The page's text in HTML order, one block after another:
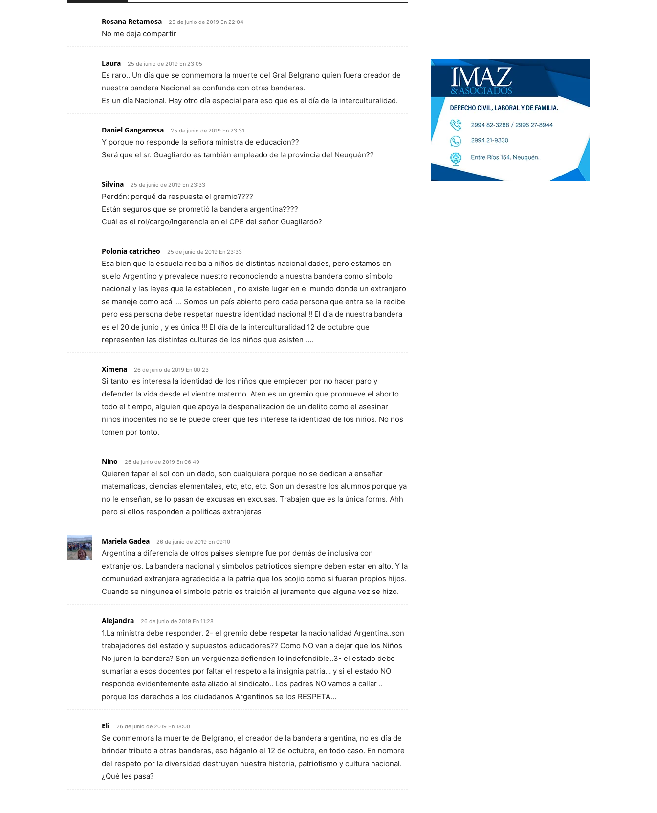
Rosana Retamosa 25 de junio de 2019 En 22:04
No me deja compartir
Laura 25 de junio de 2019 En 23:05
Es raro.. Un día que se conmemora la muerte del Gral Belgrano quien fuera creador de
nuestra bandera Nacional se confunda con otras banderas.
Es un día Nacional. Hay otro día especial para eso que es el día de la interculturalidad.
Daniel Gangarossa 25 de junio de 2019 En 23:31
Y porque no responde la señora ministra de educación??
Será que el sr. Guagliardo es también empleado de la provincia del Neuquén??
Silvina 25 de junio de 2019 En 23:33
Perdón: porqué da respuesta el gremio????
Están seguros que se prometió la bandera argentina????
Cuál es el rol/cargo/ingerencia en el CPE del señor Guagliardo?
Polonia catricheo 25 de junio de 2019 En 23:33
Esa bien que la escuela reciba a niños de distintas nacionalidades, pero estamos en
suelo Argentino y prevalece nuestro reconociendo a nuestra bandera como símbolo
nacional y las leyes que la establecen , no existe lugar en el mundo donde un extranjero
se maneje como acá …. Somos un país abierto pero cada persona que entra se la recibe
pero esa persona debe respetar nuestra identidad nacional !! El día de nuestra bandera
es el 20 de junio , y es única !!! El día de la interculturalidad 12 de octubre que
representen las distintas culturas de los niños que asisten ….
Ximena 26 de junio de 2019 En 00:23
Si tanto les interesa la identidad de los niños que empiecen por no hacer paro y
defender la vida desde el vientre materno. Aten es un gremio que promueve el aborto
todo el tiempo, alguien que apoya la despenalizacion de un delito como el asesinar
niños inocentes no se le puede creer que les interese la identidad de los niños. No nos
tomen por tonto.
Nino 26 de junio de 2019 En 06:49
Quieren tapar el sol con un dedo, son cualquiera porque no se dedican a enseñar
matematicas, ciencias elementales, etc, etc, etc. Son un desastre los alumnos porque ya
no le enseñan, se lo pasan de excusas en excusas. Trabajen que es la única forms. Ahh
pero si ellos responden a politicas extranjeras
Mariela Gadea 26 de junio de 2019 En 09:10
Argentina a diferencia de otros paises siempre fue por demás de inclusiva con
extranjeros. La bandera nacional y simbolos patrioticos siempre deben estar en alto. Y la
comunudad extranjera agradecida a la patria que los acojio como si fueran propios hijos.
Cuando se ningunea el simbolo patrio es traición al juramento que alguna vez se hizo.
Alejandra 26 de junio de 2019 En 11:28
1.La ministra debe responder. 2- el gremio debe respetar la nacionalidad Argentina..son
trabajadores del estado y supuestos educadores?? Como NO van a dejar que los Niños
No juren la bandera? Son un vergüenza defienden lo indefendible..3- el estado debe
sumariar a esos docentes por faltar el respeto a la insignia patria… y si el estado NO
responde evidentemente esta aliado al sindicato.. Los padres NO vamos a callar ..
porque los derechos a los ciudadanos Argentinos se los RESPETA…
Eli 26 de junio de 2019 En 18:00
Se conmemora la muerte de Belgrano, el creador de la bandera argentina, no es día de
brindar tributo a otras banderas, eso háganlo el 12 de octubre, en todo caso. En nombre
del respeto por la diversidad destruyen nuestra historia, patriotismo y cultura nacional.
¿Qué les pasa?